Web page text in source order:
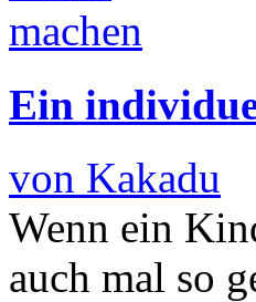
Ein
von Kakadu
Wenn ein
auch mal so